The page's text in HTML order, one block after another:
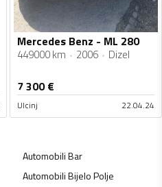
Mercedes Benz - ML 280
449000 km 2006 Dizel
7 300€
Ulcinj 22.04.24
AutomobiliBar
AutomobiliBijelo Polje